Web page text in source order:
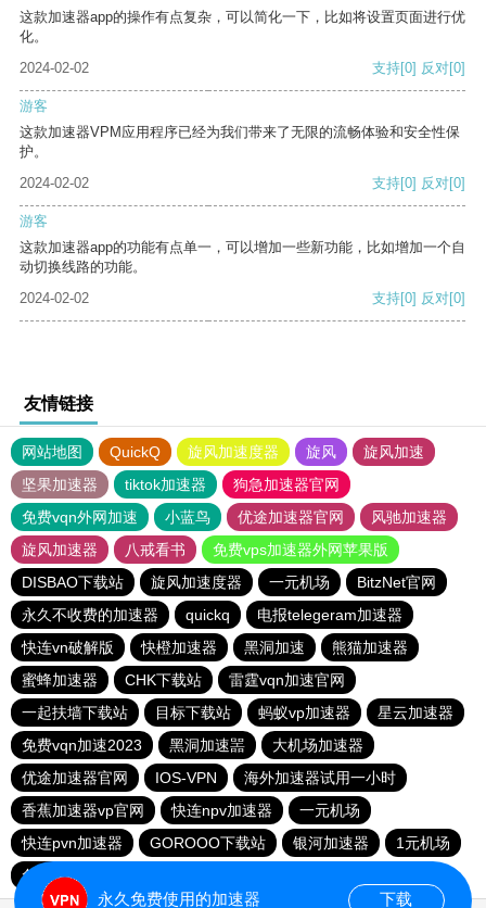
这款加速器app的操作有点复杂，可以简化一下，比如将设置页面进行优
化。
2024-02-02
支持[0] 反对[0]
游客
这款加速器VPM应用程序已经为我们带来了无限的流畅体验和安全性保
护。
2024-02-02
支持[0] 反对[0]
游客
这款加速器app的功能有点单一，可以增加一些新功能，比如增加一个自
动切换线路的功能。
2024-02-02
支持[0] 反对[0]
友情链接
网站地图 QuickQ 旋风加速度器 旋风
旋风加速
坚果加速器
tiktok加速器
狗急加速器官网
免费vqn外网加速
小蓝鸟 优途加速器官网
风驰加速器
旋风加速器
八戒看书
免费vps加速器外网苹果版
DISBAO下载站
旋风加速度器 一元机场
BitzNet官网
永久不收费的加速器
quickq
电报telegeram加速器
快连vn破解版
快橙加速器 黑洞加速
熊猫加速器
蜜蜂加速器
CHK下载站
雷霆vqn加速官网
一起扶墙下载站
目标下载站 蚂蚁vp加速器
星云加速器
免费vqn加速2023
黑洞加速噐
大机场加速器
优途加速器官网
IOS-VPN
海外加速器试用一小时
香蕉加速器vp官网
快连npv加速器
一元机场
快连pvn加速器
GOROOO下载站 银河加速器
1元机场
免费vqn外网
永久免费使用的加速器 下载